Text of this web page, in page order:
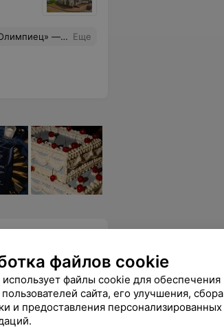
подсказал, помог составить меню. Стол был шикарный, всем всего хватило. Однозначно рекомендуем ресторан «Дача» для семейных торжеств, юбилеев и дружеских встреч. Еще
Обязательно придем еще к вам! Еще
файлов cookie
файлы cookie для обеспечения
пользователей сайта, его улучшения, сбора
и предоставления персонализированных